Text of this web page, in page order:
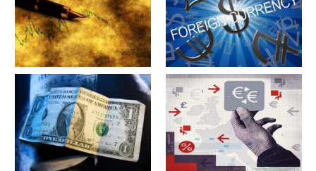
军工股[昊华科技](600378)的公
司详细资料
江苏省[广大特材](688186)的公
司详细资料